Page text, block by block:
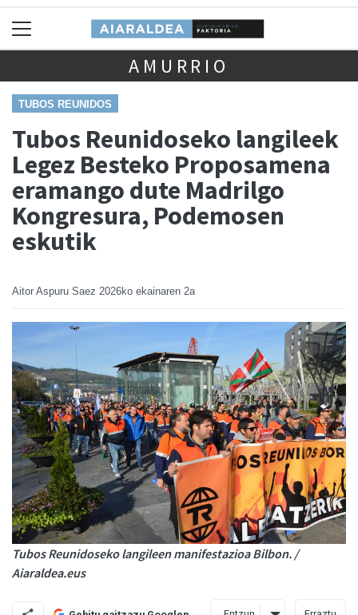
AMURRIO
TUBOS REUNIDOS
Tubos Reunidoseko langileek
Legez Besteko Proposamena
eramango dute Madrilgo
Kongresura, Podemosen
eskutik
Aitor Aspuru Saez 2026ko ekainaren 2a
Tubos Reunidoseko langileen manifestazioa Bilbon. /
Aiaraldea.eus